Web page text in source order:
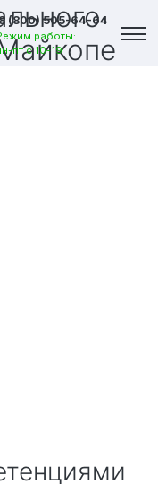
(800) 505-64-64
работы:
пт с 10-19